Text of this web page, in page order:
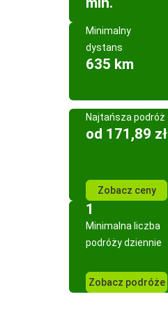
Minimalny
dystans
635 km
Najtańsza podróż
od 171,89 zł
Zobacz ceny
1
Minimalna liczba
podróży dziennie
Zobacz podróże